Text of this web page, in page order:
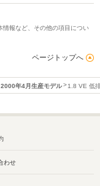
情報など、その他の項目につい
ページトップへ
年4月生産モデル 1.8 VE 低
わせ